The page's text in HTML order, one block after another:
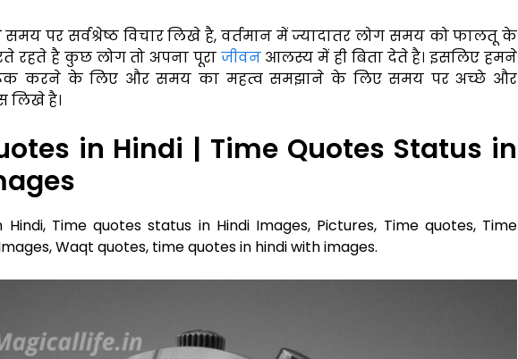
पर सर्वश्रेष्ठ विचार लिखे है, वर्तमान में ज्यादातर लोग समय को फालतू के
रहते है कुछ लोग तो अपना पूरा जीवनआलस्य में ही बिता देते है। इसलिए हमने
करने के लिए और समय का महत्व समझाने के लिए समय पर अच्छे और
लिखे है।
in Hindi | Time Quotes Status in
Hindi, Time quotes status in Hindi Images, Pictures, Time quotes, Time
Waqt quotes, time quotes in hindi with images.